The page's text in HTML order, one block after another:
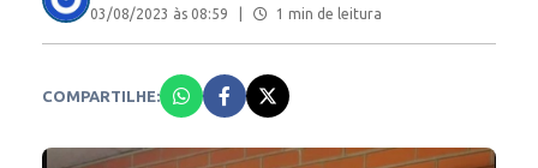
03/08/2023 às 08:59 1 min de leitura
COMPARTILHE: